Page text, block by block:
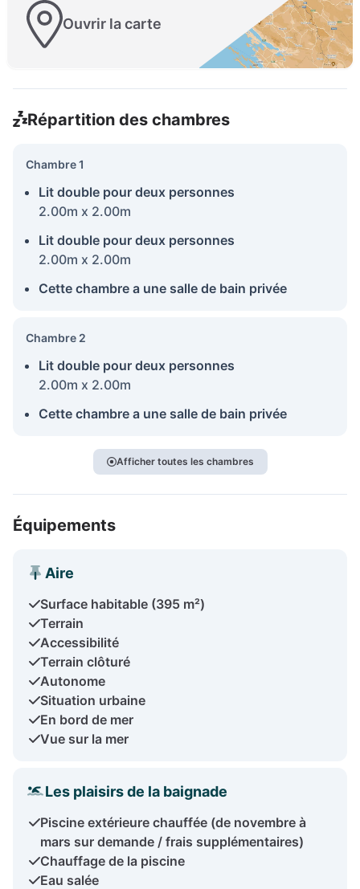
Ouvrir la carte
Répartition des chambres
Chambre 1
Lit double pour deux personnes
2.00m x 2.00m
Lit double pour deux personnes
2.00m x 2.00m
Cette chambre a une salle de bain privée
Chambre 2
Lit double pour deux personnes
2.00m x 2.00m
Cette chambre a une salle de bain privée
Afficher toutes les chambres
Équipements
Aire
Surface habitable (395 m²)
Terrain
Accessibilité
Terrain clôturé
Autonome
Situation urbaine
En bord de mer
Vue sur la mer
Les plaisirs de la baignade
Piscine extérieure chauffée (de novembre à
mars sur demande / frais supplémentaires)
Chauffage de la piscine
Eau salée